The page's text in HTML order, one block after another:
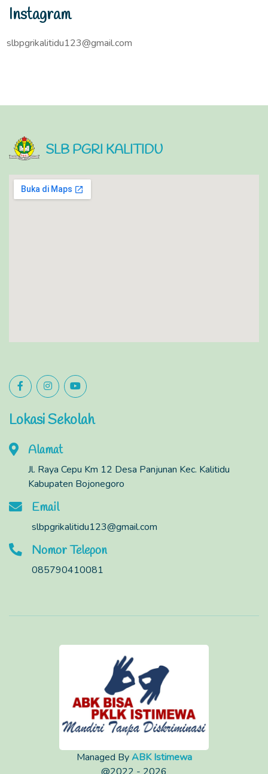
Instagram
slbpgrikalitidu123@gmail.com
SLB PGRI KALITIDU
Lokasi Sekolah
Alamat
Jl. Raya Cepu Km 12 Desa Panjunan Kec. Kalitidu
Kabupaten Bojonegoro
Email
slbpgrikalitidu123@gmail.com
Nomor Telepon
085790410081
Managed ByABK Istimewa